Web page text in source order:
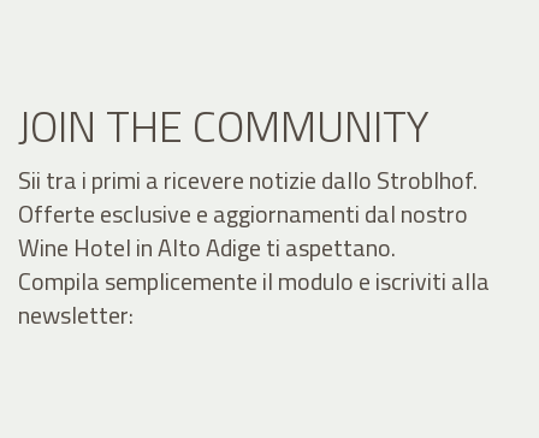
JOIN THE COMMUNITY
Sii tra i primi a ricevere notizie dallo Stroblhof.
Offerte esclusive e aggiornamenti dal nostro
Wine Hotel in Alto Adige ti aspettano.
Compila semplicemente il modulo e iscriviti alla
newsletter: